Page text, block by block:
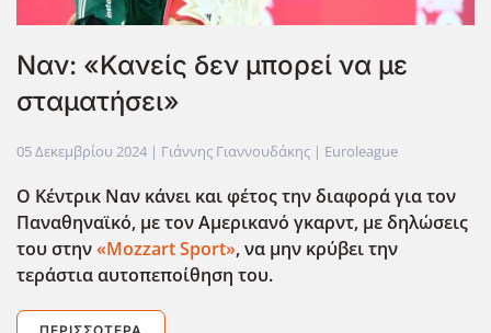
Ναν: «Κανείς δεν μπορεί να με
σταματήσει»
05 Δεκεμβρίου 2024 | Γιάννης Γιαννουδάκης | Euroleague
Ο Κέντρικ Ναν κάνει και φέτος την διαφορά για τον
Παναθηναϊκό, με τον Αμερικανό γκαρντ, με δηλώσεις
του στην«Mozzart Sport», να μην κρύβει την
τεράστια αυτοπεποίθηση του.